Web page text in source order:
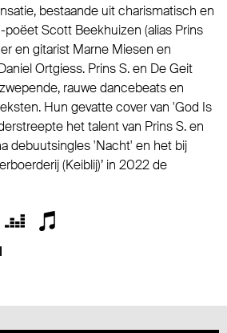
bestaande uit charismatisch en
Scott Beekhuizen (alias Prins
en gitarist Marne Miesen en
Ortgiess. Prins S. en De Geit
rauwe dancebeats en
Hun gevatte cover van 'God Is
het talent van Prins S. en
debuutsingles 'Nacht' en het bij
(Keiblij)’ in 2022 de